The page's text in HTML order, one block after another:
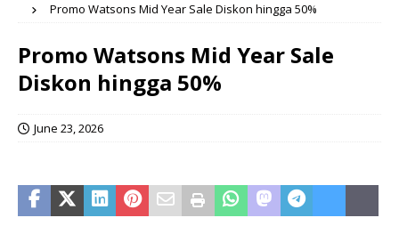
Promo Watsons Mid Year Sale Diskon hingga 50%
Promo Watsons Mid Year Sale
Diskon hingga 50%
June 23, 2026